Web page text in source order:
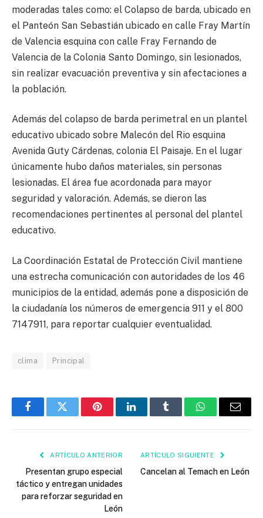
moderadas tales como: el Colapso de barda, ubicado en
el Panteón San Sebastián ubicado en calle Fray Martín
de Valencia esquina con calle Fray Fernando de
Valencia de la Colonia Santo Domingo, sin lesionados,
sin realizar evacuación preventiva y sin afectaciones a
la población.
Además del colapso de barda perimetral en un plantel
educativo ubicado sobre Malecón del Rio esquina
Avenida Guty Cárdenas, colonia El Paisaje. En el lugar
únicamente hubo daños materiales, sin personas
lesionadas. El área fue acordonada para mayor
seguridad y valoración. Además, se dieron las
recomendaciones pertinentes al personal del plantel
educativo.
La Coordinación Estatal de Protección Civil mantiene
una estrecha comunicación con autoridades de los 46
municipios de la entidad, además pone a disposición de
la ciudadanía los números de emergencia 911 y el 800
7147911, para reportar cualquier eventualidad.
clima Principal
FacebookTwitter PinterestLinkedInTumblr WhatsAppEmail
ARTÍCULO ANTERIOR
Presentan grupo especial
táctico y entregan unidades
para reforzar seguridad en
León
ARTÍCULO SIGUIENTE
Cancelan al Temach en León